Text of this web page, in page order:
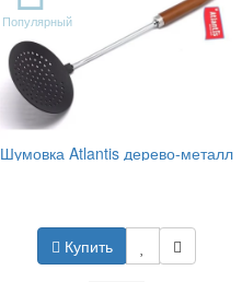
Популярный
Шумовка Atlantis дерево-металл
Купить